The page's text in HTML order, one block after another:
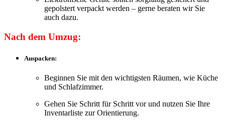
gepolstert verpackt werden – gerne beraten wir Sie
auch dazu.
Nach dem Umzug:
Auspacken:
Beginnen Sie mit den wichtigsten Räumen, wie Küche
und Schlafzimmer.
Gehen Sie Schritt für Schritt vor und nutzen Sie Ihre
Inventarliste zur Orientierung.